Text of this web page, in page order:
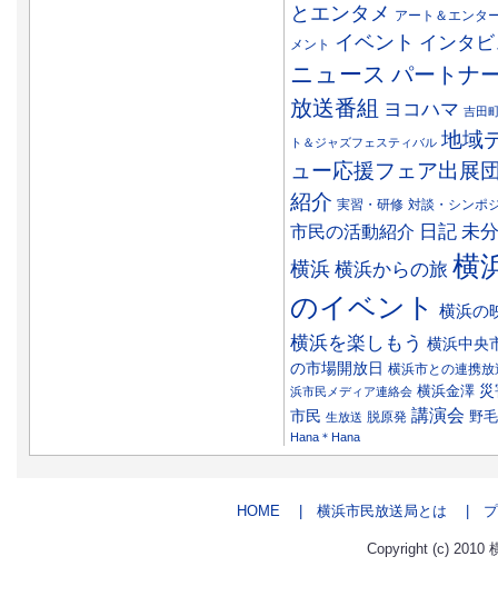
とエンタメ アート＆エンタ
メント
イベント インタ
ニュース パートナ
放送番組 ヨコハマ 吉田
ト＆ジャズフェスティバル 地域
ュー応援フェア出展
紹介 実習・研修 対談・シンポ
市民の活動紹介 日記 未
横浜 横浜からの旅 横
のイベント
横浜の
横浜を楽しもう 横浜中央
の市場開放日 横浜市との連携放
浜市民メディア連絡会 横浜金澤
市民 生放送 脱原発 講演会 野毛
Hana＊Hana
HOME | 横浜市民放送局とは | プ
Copyright (c) 2010